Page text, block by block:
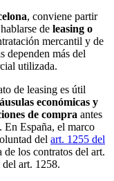
, conviene partir
de leasing o
mercantil y de
dependen más del
utilizada.
de leasing es útil
económicas y
de compra antes
En España, el marco
del art. 1255 del
los contratos del art.
art. 1258.